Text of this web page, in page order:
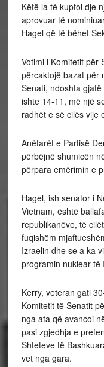
Këtë la të kuptoi dje
aprovuar të
Hagel që të bëhet
Votimi i Komitetit për
përcaktojë bazat për
Senati, ndoshta
ishte 14-11, më një
radhët e së cilës vije
Anëtarët e Partisë
përbëjnë shumicën
përpara emërimin e
Hagel, ish senator i
Vietnam, është
republikanëve, të
fuqishëm
Izraelin dhe se a ka
programin nuklear të
Kerry, veteran gati
Komitetit të Senatit
nga ata që avancoi
pasi zgjedhja e
Shteteve të
vet nga gara.